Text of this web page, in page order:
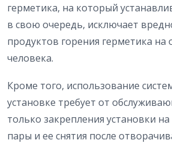
герметика, на который
в свою очередь, исключает
продуктов горения герметика на
человека.
Кроме того, использование
установке требует от
только закрепления установки
пары и ее снятия после